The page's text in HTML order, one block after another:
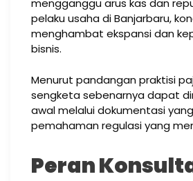
mengganggu arus kas dan
pelaku usaha di Banjarbaru,
menghambat ekspansi dan
bisnis.
Menurut pandangan praktisi
sengketa sebenarnya dapat
awal melalui dokumentasi
pemahaman regulasi yang
Peran